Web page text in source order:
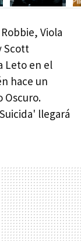
Viola
Scott
Leto en el
hace un
Oscuro.
llegará